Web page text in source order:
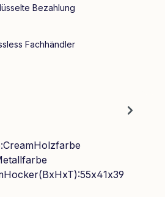
Bezahlung
Fachhändler